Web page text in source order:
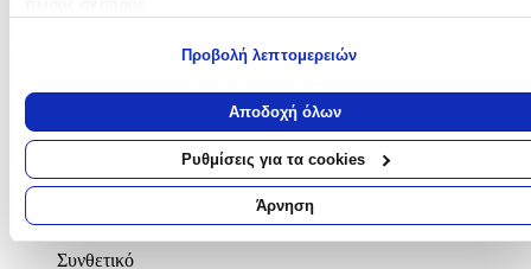
Εάν μας επιτρέπετε, θα θέλαμε επίσης:
τοποθεσία, οι οποίες μπορεί να είναι ακριβείς σε απόσταση
Να αναγνωρίσουμε τη συσκευή σας σαρώνοντας ενεργά για
συγκεκριμένα χαρακτηριστικά (δακτυλικό αποτύπωμα)
Μάθετε περισσότερα σχετικά με τον τρόπο επεξεργασίας των
προσωπικών σας δεδομένων και καθορίστε τις προτιμήσεις σας
ενότητα “Λεπτομέρειες”
Προβολή λεπτομερειών
Αποδοχή όλων
Ρυθμίσεις για τα cookies
Άρνηση
Βιοκαρπέτ
Βασικά Χαρακτηριστικά
Ποιότητα:
Συνθετικό